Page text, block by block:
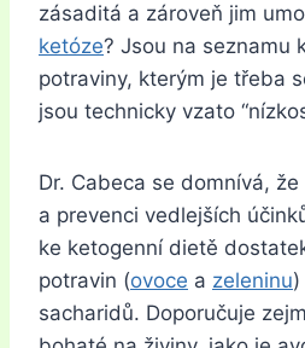
zásaditá a zároveň jim
ketóze? Jsou na seznamu
potraviny, kterým je třeba
jsou technicky vzato
Dr. Cabeca se domnívá,
a prevenci vedlejších
ke ketogenní dietě
potravin (ovoce a zeleninu
sacharidů. Doporučuje